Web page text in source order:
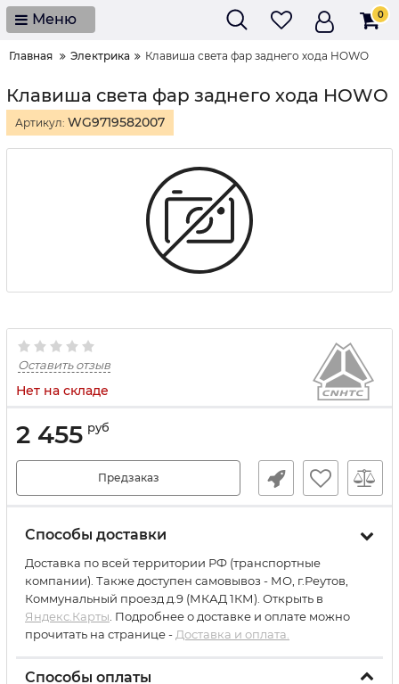
Меню 0
Главная Электрика Клавиша света фар заднего хода HOWO
Клавиша света фар заднего хода HOWO
Артикул: WG9719582007
Оставить отзыв
Нет на складе
2 455 руб
Предзаказ
Способы доставки
Доставка по всей территории РФ (транспортные
компании). Также доступен самовывоз - МО, г.Реутов,
Коммунальный проезд д.9 (МКАД 1КМ). Открыть в
Яндекс.Карты . Подробнее о доставке и оплате можно
прочитать на странице - Доставка и оплата.
Способы оплаты